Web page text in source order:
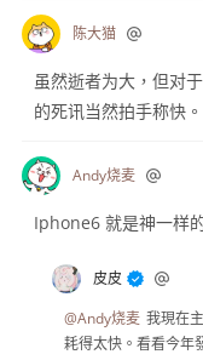
陈大猫
虽然逝者为大，但对
的死讯当然拍手称快。
Andy烧麦
Iphone6 就是神一样
皮皮
@Andy烧麦 我現在
耗得太快。看看今年